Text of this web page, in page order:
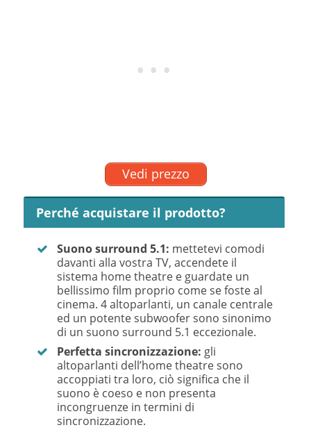
Vedi prezzo
Perché acquistare il prodotto?
Suono surround 5.1: mettetevi comodi
davanti alla vostra TV, accendete il
sistema home theatre e guardate un
bellissimo film proprio come se foste al
cinema. 4 altoparlanti, un canale centrale
ed un potente subwoofer sono sinonimo
di un suono surround 5.1 eccezionale.
Perfetta sincronizzazione: gli
altoparlanti dell’home theatre sono
accoppiati tra loro, ciò significa che il
suono è coeso e non presenta
incongruenze in termini di
sincronizzazione.